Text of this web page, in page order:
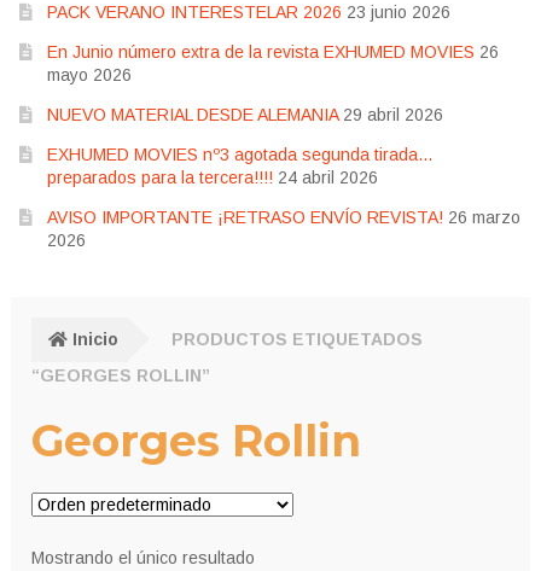
PACK VERANO INTERESTELAR 2026 23 junio 2026
En Junio número extra de la revista EXHUMED MOVIES 26
mayo 2026
NUEVO MATERIAL DESDE ALEMANIA 29 abril 2026
EXHUMED MOVIES nº3 agotada segunda tirada…
preparados para la tercera!!!! 24 abril 2026
AVISO IMPORTANTE ¡RETRASO ENVÍO REVISTA! 26 marzo
2026
Inicio
PRODUCTOS ETIQUETADOS
“GEORGES ROLLIN”
Georges Rollin
Mostrando el único resultado